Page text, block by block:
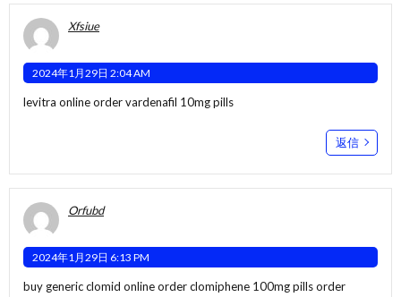
Xfsiue
2024年1月29日 2:04 AM
levitra onlineorder vardenafil 10mg pills
返信
Orfubd
2024年1月29日 6:13 PM
buy generic clomid onlineorder clomiphene 100mg pillsorder